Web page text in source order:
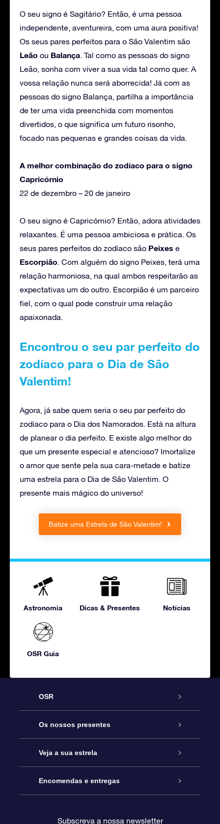
O seu signo é Sagitário? Então, é uma pessoa
independente, aventureira, com uma aura positiva!
Os seus pares perfeitos para o São Valentim são
Leão ou Balança. Tal como as pessoas do signo
Leão, sonha com viver a sua vida tal como quer. A
vossa relação nunca será aborrecida! Já com as
pessoas do signo Balança, partilha a importância
de ter uma vida preenchida com momentos
divertidos, o que significa um futuro risonho,
focado nas pequenas e grandes coisas da vida.
A melhor combinação do zodíaco para o signo
Capricórnio
22 de dezembro – 20 de janeiro
O seu signo é Capricórnio? Então, adora atividades
relaxantes. É uma pessoa ambiciosa e prática. Os
seus pares perfeitos do zodíaco são Peixes e
Escorpião. Com alguém do signo Peixes, terá uma
relação harmoniosa, na qual ambos respeitarão as
expectativas um do outro. Escorpião é um parceiro
fiel, com o qual pode construir uma relação
apaixonada.
Encontrou o seu par perfeito do
zodíaco para o Dia de São
Valentim!
Agora, já sabe quem seria o seu par perfeito do
zodíaco para o Dia dos Namorados. Está na altura
de planear o dia perfeito. E existe algo melhor do
que um presente especial e atencioso? Imortalize
o amor que sente pela sua cara-metade e batize
uma estrela para o Dia de São Valentim. O
presente mais mágico do universo!
Batize uma Estrela de São Valentim!
Astronomia Dicas & Presentes Notícias
OSR Guia
OSR
Serviço
Contactos
O Blog
Os nossos presentes
Prenda Star Online
Pacote Prenda OSR
Veja a sua estrela
Registo de Estrela
Encomendas e entregas
Subscreva a nossa newsletter